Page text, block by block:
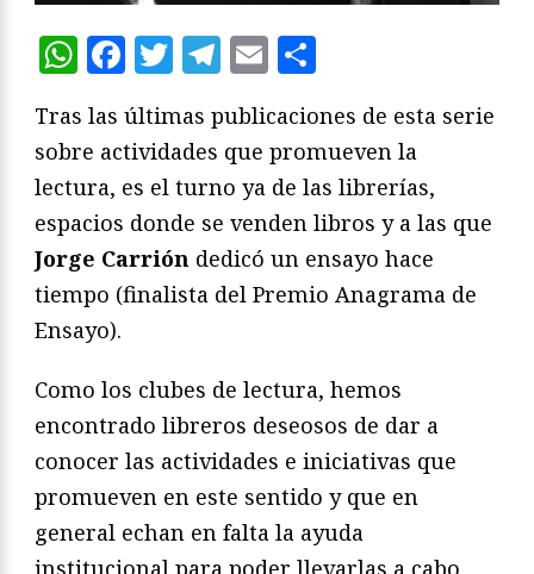
WhatsApp
Facebook
Twitter
Telegram
Email
Tras las últimas publicaciones de esta serie
sobre actividades que promueven la
lectura, es el turno ya de las librerías,
espacios donde se venden libros y a las que
Jorge Carrión dedicó un ensayo hace
tiempo (finalista del Premio Anagrama de
Ensayo).
Como los clubes de lectura, hemos
encontrado libreros deseosos de dar a
conocer las actividades e iniciativas que
promueven en este sentido y que en
general echan en falta la ayuda
institucional para poder llevarlas a cabo.